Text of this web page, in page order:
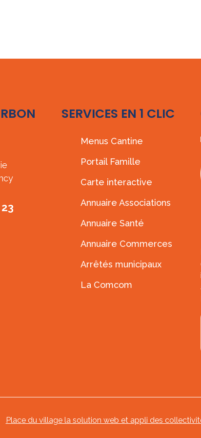
SERVICES EN 1 CLIC
Menus Cantine
Portail Famille
Carte interactive
Annuaire Associations
Annuaire Santé
Annuaire Commerces
Arrêtés municipaux
La Comcom
Place du village la solution web et appli des